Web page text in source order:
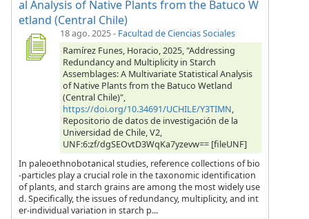
al Analysis of Native Plants from the Batuco W
etland (Central Chile)
18 ago. 2025- Facultad de Ciencias Sociales
Ramírez Funes, Horacio, 2025, "Addressing
Redundancy and Multiplicity in Starch
Assemblages: A Multivariate Statistical Analysis
of Native Plants from the Batuco Wetland
(Central Chile)",
https://doi.org/10.34691/UCHILE/Y3TIMN,
Repositorio de datos de investigación de la
Universidad de Chile, V2,
UNF:6:zf/dgSEOvtD3WqKa7yzevw== [fileUNF]
In paleoethnobotanical studies, reference collections of bio
-particles play a crucial role in the taxonomic identification
of plants, and starch grains are among the most widely use
d. Specifically, the issues of redundancy, multiplicity, and int
er-individual variation in starch p...